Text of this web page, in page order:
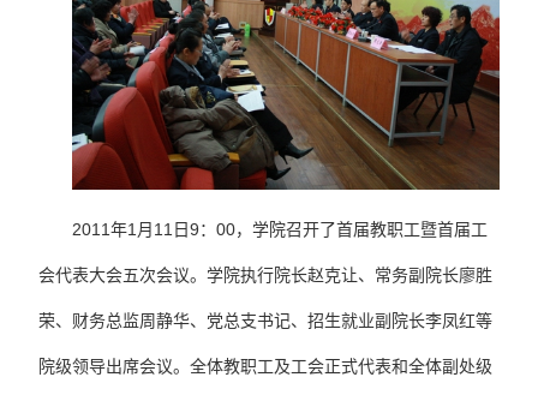
2011年1月11日9：00，学院召开了首届教职工暨首届工
会代表大会五次会议。学院执行院长赵克让、常务副院长廖胜
荣、财务总监周静华、党总支书记、招生就业副院长李凤红等
院级领导出席会议。全体教职工及工会正式代表和全体副处级